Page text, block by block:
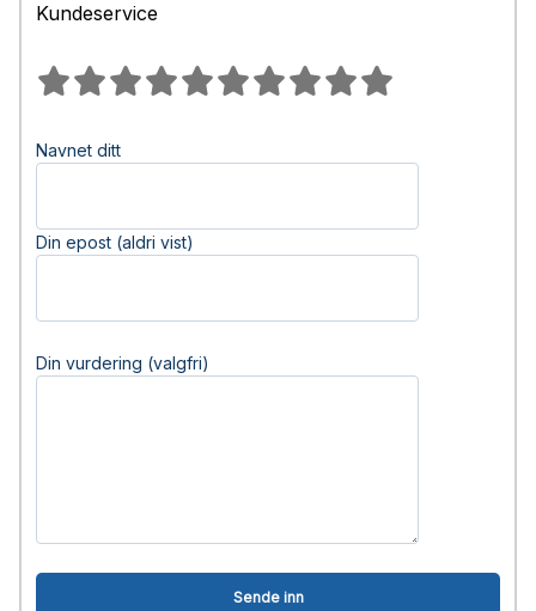
Kundeservice
Navnet ditt
Din epost (aldri vist)
Din vurdering (valgfri)